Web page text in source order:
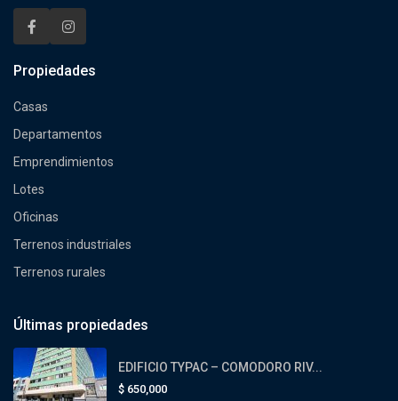
Propiedades
Casas
Departamentos
Emprendimientos
Lotes
Oficinas
Terrenos industriales
Terrenos rurales
Últimas propiedades
EDIFICIO TYPAC – COMODORO RIV...
$ 650,000